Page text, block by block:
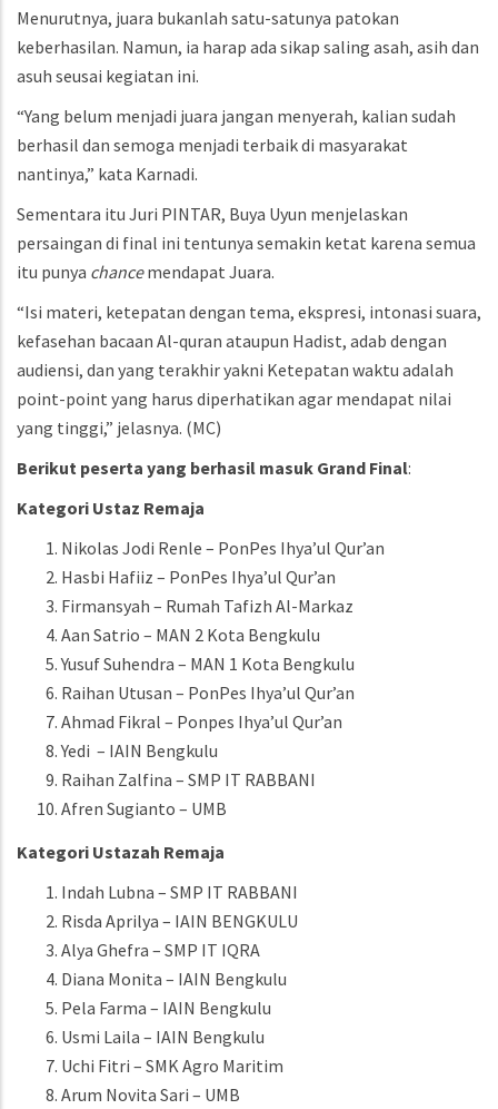
Menurutnya, juara bukanlah satu-satunya patokan
keberhasilan. Namun, ia harap ada sikap saling asah, asih dan
asuh seusai kegiatan ini.
“Yang belum menjadi juara jangan menyerah, kalian sudah
berhasil dan semoga menjadi terbaik di masyarakat
nantinya,” kata Karnadi.
Sementara itu Juri PINTAR, Buya Uyun menjelaskan
persaingan di final ini tentunya semakin ketat karena semua
itu punya chancemendapat Juara.
“Isi materi, ketepatan dengan tema, ekspresi, intonasi suara,
kefasehan bacaan Al-quran ataupun Hadist, adab dengan
audiensi, dan yang terakhir yakni Ketepatan waktu adalah
point-point yang harus diperhatikan agar mendapat nilai
yang tinggi,” jelasnya. (MC)
Berikut peserta yang berhasil masuk Grand Final:
Kategori Ustaz Remaja
Nikolas Jodi Renle – PonPes Ihya’ul Qur’an
Hasbi Hafiiz – PonPes Ihya’ul Qur’an
Firmansyah – Rumah Tafizh Al-Markaz
Aan Satrio – MAN 2 Kota Bengkulu
Yusuf Suhendra – MAN 1 Kota Bengkulu
Raihan Utusan – PonPes Ihya’ul Qur’an
Ahmad Fikral – Ponpes Ihya’ul Qur’an
Yedi – IAIN Bengkulu
Raihan Zalfina – SMP IT RABBANI
Afren Sugianto – UMB
Kategori Ustazah Remaja
Indah Lubna – SMP IT RABBANI
Risda Aprilya – IAIN BENGKULU
Alya Ghefra – SMP IT IQRA
Diana Monita – IAIN Bengkulu
Pela Farma – IAIN Bengkulu
Usmi Laila – IAIN Bengkulu
Uchi Fitri – SMK Agro Maritim
Arum Novita Sari – UMB